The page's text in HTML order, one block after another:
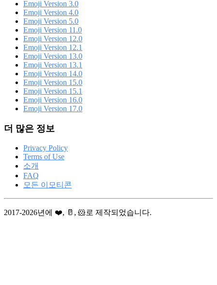
Emoji Version 3.0
Emoji Version 4.0
Emoji Version 5.0
Emoji Version 11.0
Emoji Version 12.0
Emoji Version 12.1
Emoji Version 13.0
Emoji Version 13.1
Emoji Version 14.0
Emoji Version 15.0
Emoji Version 15.1
Emoji Version 16.0
Emoji Version 17.0
더 많은 정보
Privacy Policy
Terms of Use
소개
FAQ
모든 이모티콘
2017-2026년에 ❤️, 🥛, 🐹로 제작되었습니다.